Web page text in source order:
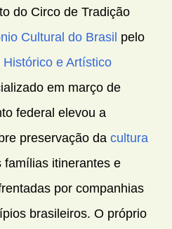
do Circo de Tradição
Cultural do Brasil pelo
e Artístico
em março de
federal elevou a
preservação da cultura
famílias itinerantes e
por companhias
brasileiros. O próprio